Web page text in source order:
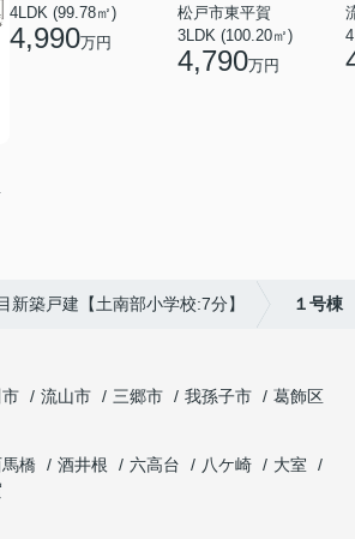
)
4LDK (99.78㎡)
4,990万円
松戸市東平賀
3LDK (100.20㎡)
4,790万円
新築戸建【土南部小学校:7分】 １号棟
流山市 三郷市 我孫子市
葛飾区
橋 酒井根 六高台 八ケ崎
大室